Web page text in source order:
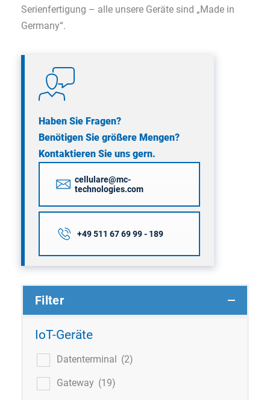
Serienfertigung – alle unsere Geräte sind „Made in
Germany“.
Haben Sie Fragen?
Benötigen Sie größere Mengen?
Kontaktieren Sie uns gern.
cellulare@mc-
technologies.com
+49 511 67 69 99 - 189
Filter
IoT-Geräte
Datenterminal (2)
Gateway (19)